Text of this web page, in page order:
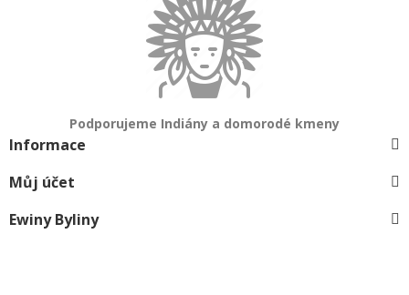
Podporujeme Indiány a domorodé kmeny
Informace
Můj účet
Ewiny Byliny